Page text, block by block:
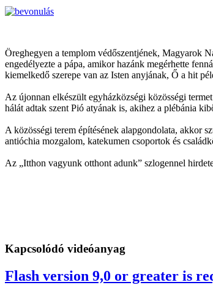
Öreghegyen a templom védőszentjének, Magyarok
engedélyezte a pápa, amikor hazánk megérhette
kiemelkedő szerepe van az Isten anyjának, Ő a hit
Az újonnan elkészült egyházközségi közösségi
hálát adtak szent Pió atyának is, akihez a plébánia
A közösségi terem építésének alapgondolata, akkor
antióchia mozgalom, katekumen csoportok és
Az „Itthon vagyunk otthont adunk” szlogennel
Kapcsolódó videóanyag
Flash version 9,0 or greater is